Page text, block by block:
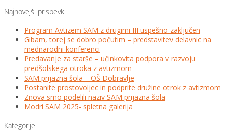
Najnovejši prispevki
Program Avtizem SAM z drugimi III uspešno zaključen
Gibam, torej se dobro počutim – predstavitev delavnic na
mednarodni konferenci
Predavanje za starše – učinkovita podpora v razvoju
predšolskega otroka z avtizmom
SAM prijazna šola – OŠ Dobravlje
Postanite prostovoljec in podprite družine otrok z avtizmom
Znova smo podelili naziv SAM prijazna šola
Modri SAM 2025- spletna galerija
Kategorije